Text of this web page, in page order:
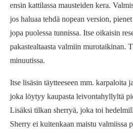
ensin kattilassa mausteiden kera.
jos haluaa tehdä nopean version,
jopa puolessa tunnissa. Itse oikaisin
pakastealtaasta valmiin murotaikinan.
minuutissa.
Itse lisäsin täytteeseen mm. karpaloita
joka löytyy kaupasta leivontahyllyltä
Lisäksi tilkan sherryä, joka toi
Sherry ei kuitenkaan maistu valmiissa